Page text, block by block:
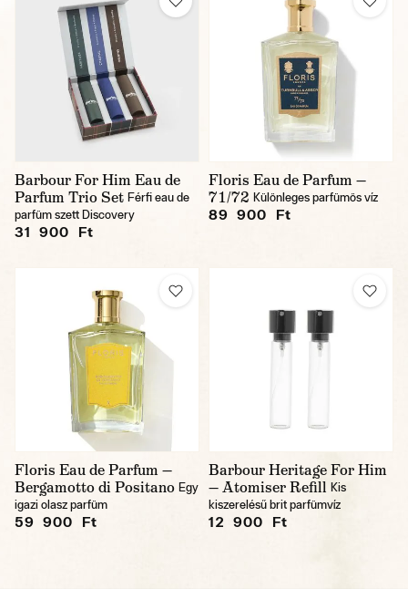
Barbour For Him Eau de
Parfum Trio Set Férfi eau de
parfüm szett Discovery
31 900 Ft
Floris Eau de Parfum —
71/72 Különleges parfümös víz
89 900 Ft
Floris Eau de Parfum —
Bergamotto di Positano Egy
igazi olasz parfüm
59 900 Ft
Barbour Heritage For Him
— Atomiser Refill Kis
kiszerelésű brit parfümvíz
12 900 Ft